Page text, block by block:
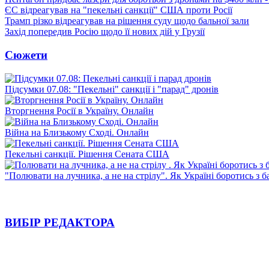
ЄС відреагував на "пекельні санкції" США проти Росії
Трамп різко відреагував на рішення суду щодо бальної зали
Захід попередив Росію щодо її нових дій у Грузії
Сюжети
Підсумки 07.08: "Пекельні" санкції і "парад" дронів
Вторгнення Росії в Україну. Онлайн
Війна на Близькому Сході. Онлайн
Пекельні санкції. Рішення Сената США
"Полювати на лучника, а не на стрілу". Як Україні боротись з
ВИБІР РЕДАКТОРА